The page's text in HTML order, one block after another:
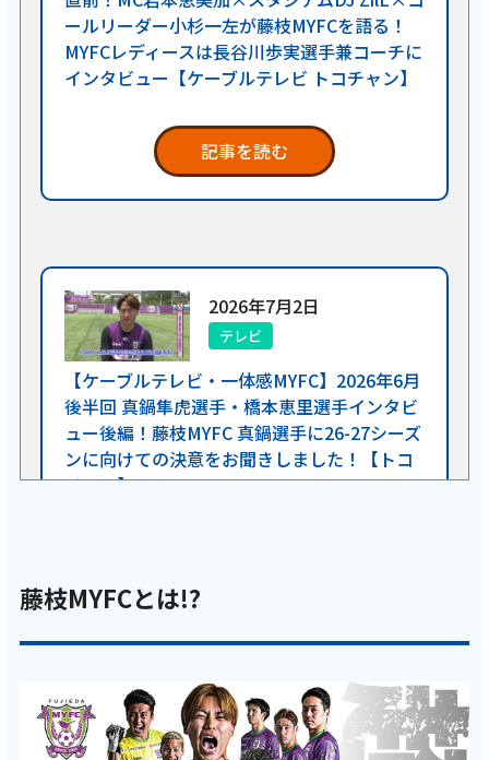
ールリーダー小杉一左が藤枝MYFCを語る！
MYFCレディースは長谷川歩実選手兼コーチに
インタビュー【ケーブルテレビ トコチャン】
記事を読む
2026年7月2日
テレビ
【ケーブルテレビ・一体感MYFC】2026年6月
後半回 真鍋隼虎選手・橋本恵里選手インタビ
ュー後編！藤枝MYFC 真鍋選手に26-27シーズ
ンに向けての決意をお聞きしました！【トコ
チャン】
2026年6月15日
テレビ
藤枝MYFCとは!?